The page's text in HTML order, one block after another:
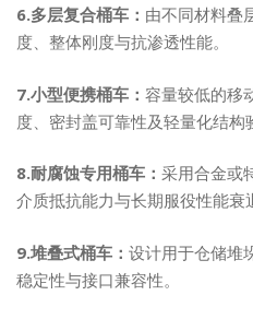
6.多层复合桶车： 由不同材料叠
度、整体刚度与抗渗透性能。
7.小型便携桶车： 容量较低的移
度、密封盖可靠性及轻量化结构
8.耐腐蚀专用桶车： 采用合金或
介质抵抗能力与长期服役性能衰
9.堆叠式桶车： 设计用于仓储堆
稳定性与接口兼容性。